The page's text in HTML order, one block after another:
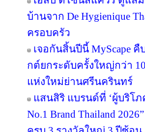
บ้านจาก De Hygienique
ครอบครัว
เจอกันสิ้นปีนี้ MyScape
กต์ยกระดับครั้งใหญ่กว่า
แห่งใหม่ย่านศรีนครินทร์
แสนสิริ แบรนด์ที่ ‘ผู้บริโภ
No.1 Brand Thailand